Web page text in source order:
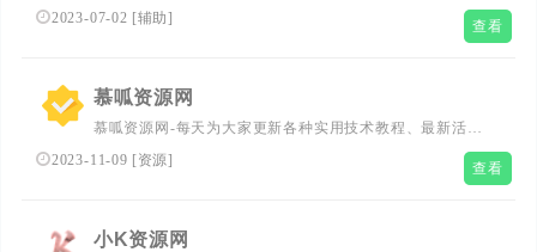
心分享我爱辅助网,678辅助网,游戏辅助,的绿色软件平台。
2023-07-02 [辅助] 查看
慕呱资源网
慕呱资源网-每天为大家更新各种实用技术教程、最新活动
资讯、网络趣事、以及各种好玩的软件工具等、记得每天都
2023-11-09 [资源] 查看
小K资源网